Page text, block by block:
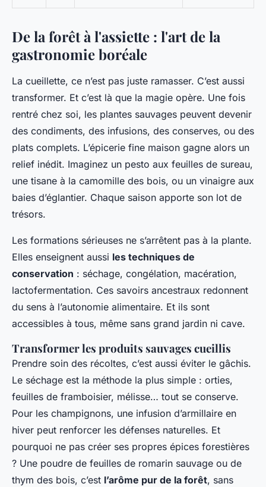
De la forêt à l'assiette : l'art de la
gastronomie boréale
La cueillette, ce n’est pas juste ramasser. C’est aussi
transformer. Et c’est là que la magie opère. Une fois
rentré chez soi, les plantes sauvages peuvent devenir
des condiments, des infusions, des conserves, ou des
plats complets. L’épicerie fine maison gagne alors un
relief inédit. Imaginez un pesto aux feuilles de sureau,
une tisane à la camomille des bois, ou un vinaigre aux
baies d’églantier. Chaque saison apporte son lot de
trésors.
Les formations sérieuses ne s’arrêtent pas à la plante.
Elles enseignent aussi les techniques de
conservation : séchage, congélation, macération,
lactofermentation. Ces savoirs ancestraux redonnent
du sens à l’autonomie alimentaire. Et ils sont
accessibles à tous, même sans grand jardin ni cave.
Transformer les produits sauvages cueillis
Prendre soin des récoltes, c’est aussi éviter le gâchis.
Le séchage est la méthode la plus simple : orties,
feuilles de framboisier, mélisse… tout se conserve.
Pour les champignons, une infusion d’armillaire en
hiver peut renforcer les défenses naturelles. Et
pourquoi ne pas créer ses propres épices forestières
? Une poudre de feuilles de romarin sauvage ou de
thym des bois, c’est l’arôme pur de la forêt, sans